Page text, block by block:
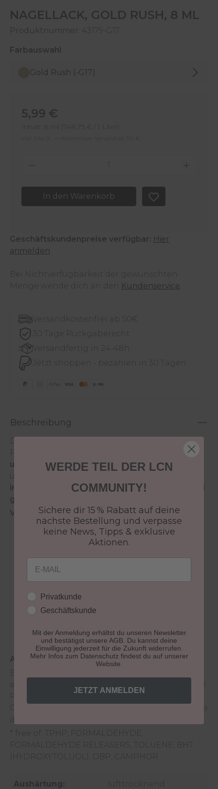
NAGELLACK, GOLD RUSH, 8 ML
Produktnummer: 43179-G17
Farbauswahl
Gold Rush (-G17)
Regulärer Preis:
5,99 €
Inhalt: 8 ml (748,75 € / 1 Liter)
Produkt Anzahl: Gib den
In den Warenkorb
Geschäftskundenpreise verfügbar: Hier
anmelden
Bei Nichtverfügbarkeit der gewünschten
Menge wende dich an den
Kundenservice
Versandkostenfrei ab 50€
30 Tage Rückgaberecht
Versandfertig in 24-48h
Jetzt shoppen - bezahlen in 30 Tagen
Beschreibung
Die innovative Hightech Formel des LCN Nail
Polish sorgt für
brillante Farbergebnisse mit
ultraglänzenden Spiegel- Reflexen und
überzeugt durch eine
intensive Deckkraft sowie einestreifenfreie und
gleichmäßige Farbschicht
Vorteile des LCN Nail Polish:
gleichmäßige und streifenfreie Farbschicht
dank neuem Profi-Präzisionspinsel
ultraglänzende Spiegel-Reflexe
vergilbungsfrei
extrem langanhaltend
brillante Farbergebnisse
parabenfrei
vegan
Anwendung:
Eine dünne Schicht LCN Diamond Power
auftragen, zwei dünne Schichten eines LCN Nail
Polish Ihrer Wahl und dann mit dem LCN Top
* free of: TPHP, FORMALDEHYDE,
FORMALDEHYDE RELEASERS, TOLUENE, BHT
(HYDROXYTOLUOL), DBP, CAMPHOR
Aushärtung: lufttrocknend
WERDE TEIL DER LCN
COMMUNITY!
Sichere dir 15 % Rabatt auf deine
nächste Bestellung und verpasse
keine News, Tipps & exklusive
Aktionen.
Email
Kundengruppe
Privatkunde
Geschäftskunde
Mit der Anmeldung erhältst du unseren Newsletter
und bestätigst unsere AGB. Du kannst deine
Einwilligung jederzeit für die Zukunft widerrufen.
Mehr Infos zum Datenschutz findest du auf unserer
Website.
JETZT ANMELDEN